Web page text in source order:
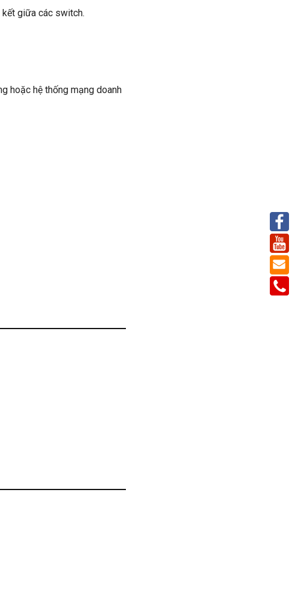
giữa các switch.
hoặc hệ thống mạng doanh